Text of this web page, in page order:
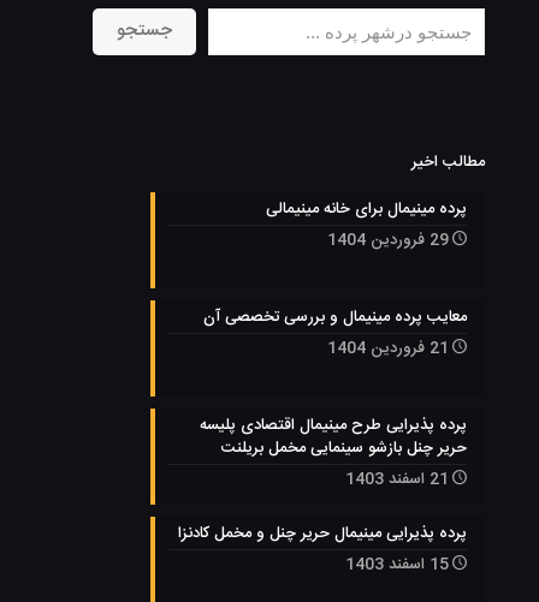
جستجو جستجو
مطالب اخیر
پرده مینیمال برای خانه مینیمالی
29 فروردین 1404
معایب پرده مینیمال و بررسی تخصصی آن
21 فروردین 1404
پرده پذیرایی طرح مینیمال اقتصادی پلیسه
حریر چنل بازشو سینمایی مخمل بریلنت
21 اسفند 1403
پرده پذیرایی مینیمال حریر چنل و مخمل کادنزا
15 اسفند 1403